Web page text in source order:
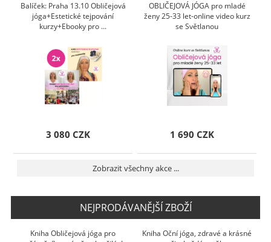
Balíček: Praha 13.10 Obličejová
jóga+Estetické tejpování
kurzy+Ebooky pro ...
3 080 CZK
OBLIČEJOVÁ JÓGA pro mladé
ženy 25-33 let-online video kurz
se Světlanou
1 690 CZK
Zobrazit všechny akce ...
NEJPRODÁVANĚJŠÍ ZBOŽÍ
Kniha Obličejová jóga pro
Kniha Oční jóga, zdravé a krásné